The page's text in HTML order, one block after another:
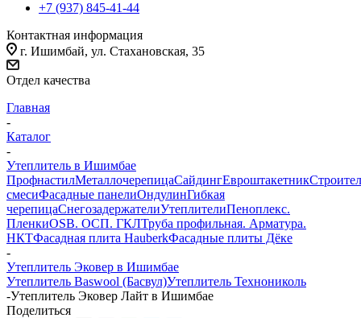
+7 (937) 845-41-44
Контактная информация
г. Ишимбай, ул. Стахановская, 35
Отдел качества
Главная
-
Каталог
-
Утеплитель в Ишимбае
ПрофнастилМеталлочерепицаСайдингЕвроштакетник
смесиФасадные панелиОндулинГибкая
черепицаСнегозадержателиУтеплителиПеноплекс.
ПленкиOSB. ОСП. ГКЛТруба профильная. Арматура.
НКТФасадная плита HauberkФасадные плиты Дёке
-
Утеплитель Эковер в Ишимбае
Утеплитель Baswool (Басвул)Утеплитель Технониколь
-Утеплитель Эковер Лайт в Ишимбае
Поделиться